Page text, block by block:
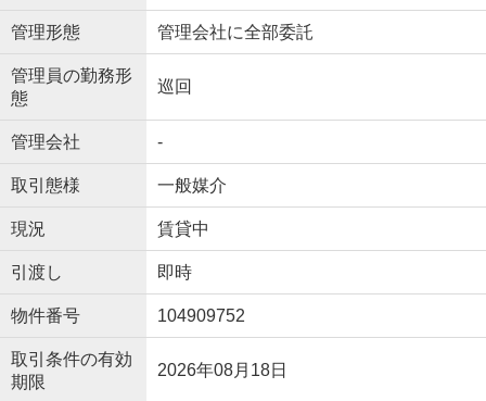
管理形態 管理会社に全部委託
管理員の勤務形
態
巡回
管理会社 -
取引態様 一般媒介
現況 賃貸中
引渡し 即時
物件番号 104909752
取引条件の有効
期限
2026年08月18日